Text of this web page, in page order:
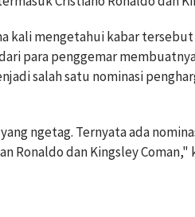
kali mengetahui kabar
para penggemar
salah satu nominasi
ngetag. Ternyata ada
Ronaldo dan Kingsley Coman,"